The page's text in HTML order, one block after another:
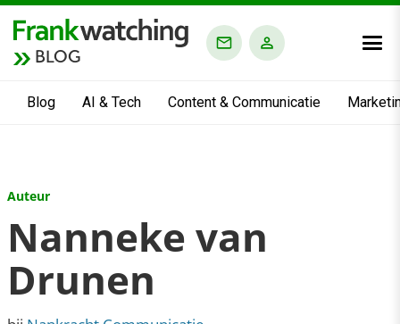
BLOG
Blog AI & Tech Content & Communicatie
Auteur
Nanneke van
Drunen